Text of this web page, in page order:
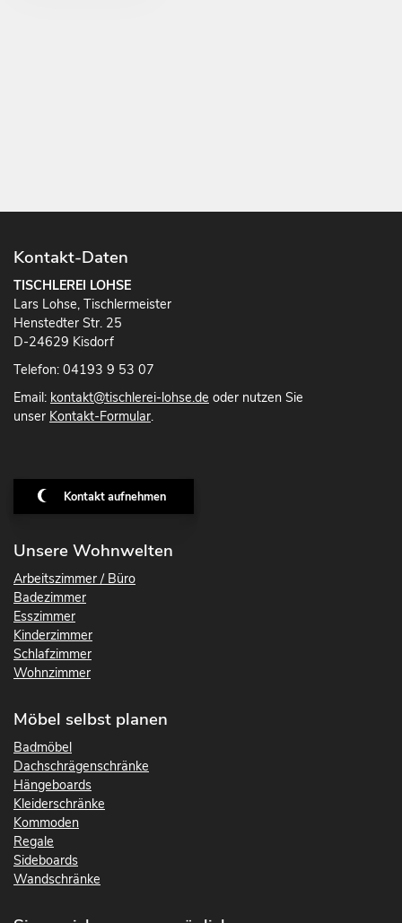
Kontakt-Daten
TISCHLEREI LOHSE
Lars Lohse, Tischlermeister
Henstedter Str. 25
D-24629 Kisdorf
Telefon: 04193 9 53 07
Email: kontakt@tischlerei-lohse.de oder nutzen Sie
unser Kontakt-Formular.
Kontakt aufnehmen
Unsere Wohnwelten
Arbeitszimmer / Büro
Badezimmer
Esszimmer
Kinderzimmer
Schlafzimmer
Wohnzimmer
Möbel selbst planen
Badmöbel
Dachschrägenschränke
Hängeboards
Kleiderschränke
Kommoden
Regale
Sideboards
Wandschränke